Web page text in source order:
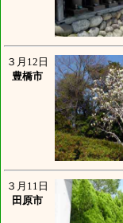
３月12日
豊橋市
３月11日
田原市